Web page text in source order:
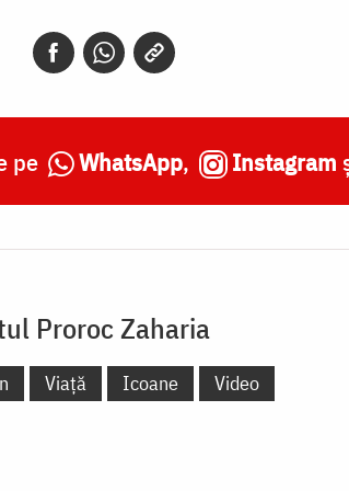
pe WhatsApp, Instagram
Proroc Zaharia
Viață Icoane Video